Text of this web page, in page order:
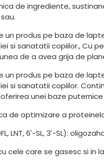
de ingrediente,
un produs pe baza de
si sanatatii copiilor., Cu
de a avea grija de
un produs pe baza de
si sanatatii copiilor.
unei baze puternice
de optimizare a
DFL, LNT, 6'-SL, 3'-SL):
cele care se gasesc si in